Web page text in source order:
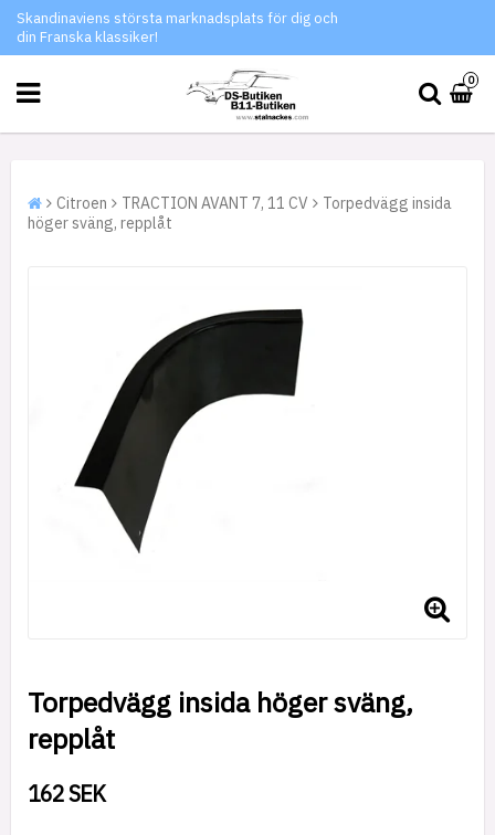
Skandinaviens största marknadsplats för dig och
din Franska klassiker!
0
Citroen TRACTION AVANT 7, 11 CV
Torpedvägg insida
höger sväng, repplåt
Torpedvägg insida höger sväng,
repplåt
162 SEK